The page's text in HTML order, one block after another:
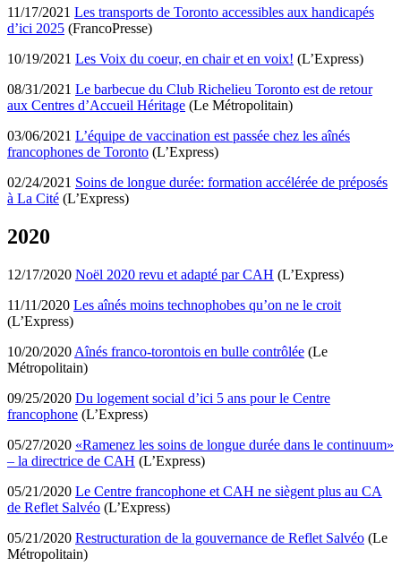
11/17/2021 Les transports de Toronto accessibles aux handicapés
d’ici 2025 (FrancoPresse)
10/19/2021 Les Voix du coeur, en chair et en voix! (L’Express)
08/31/2021 Le barbecue du Club Richelieu Toronto est de retour
aux Centres d’Accueil Héritage (Le Métropolitain)
03/06/2021 L’équipe de vaccination est passée chez les aînés
francophones de Toronto (L’Express)
02/24/2021 Soins de longue durée: formation accélérée de préposés
à La Cité (L’Express)
2020
12/17/2020 Noël 2020 revu et adapté par CAH (L’Express)
11/11/2020 Les aînés moins technophobes qu’on ne le croit
(L’Express)
10/20/2020 Aînés franco-torontois en bulle contrôlée (Le
Métropolitain)
09/25/2020 Du logement social d’ici 5 ans pour le Centre
francophone (L’Express)
05/27/2020 «Ramenez les soins de longue durée dans le continuum»
– la directrice de CAH (L’Express)
05/21/2020 Le Centre francophone et CAH ne siègent plus au CA
de Reflet Salvéo (L’Express)
05/21/2020 Restructuration de la gouvernance de Reflet Salvéo (Le
Métropolitain)